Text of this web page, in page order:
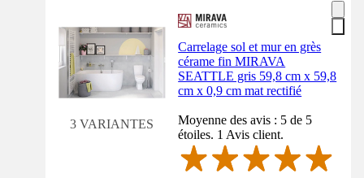
3 VARIANTES
Carrelage sol et mur en grès
cérame fin MIRAVA
SEATTLE gris 59,8 cm x 59,8
cm x 0,9 cm mat rectifié
Moyenne des avis : 5 de 5
étoiles. 1 Avis client.